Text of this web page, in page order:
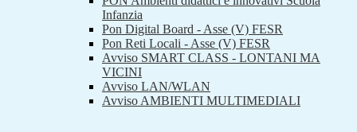
Infanzia
Pon Digital Board - Asse (V) FESR
Pon Reti Locali - Asse (V) FESR
Avviso SMART CLASS - LONTANI MA
VICINI
Avviso LAN/WLAN
Avviso AMBIENTI MULTIMEDIALI